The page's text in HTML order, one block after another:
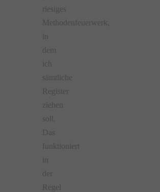
riesiges
Methodenfeuerwerk,
dem
ich
sämtliche
Register
ziehen
soll.
Das
funktioniert
der
Regel